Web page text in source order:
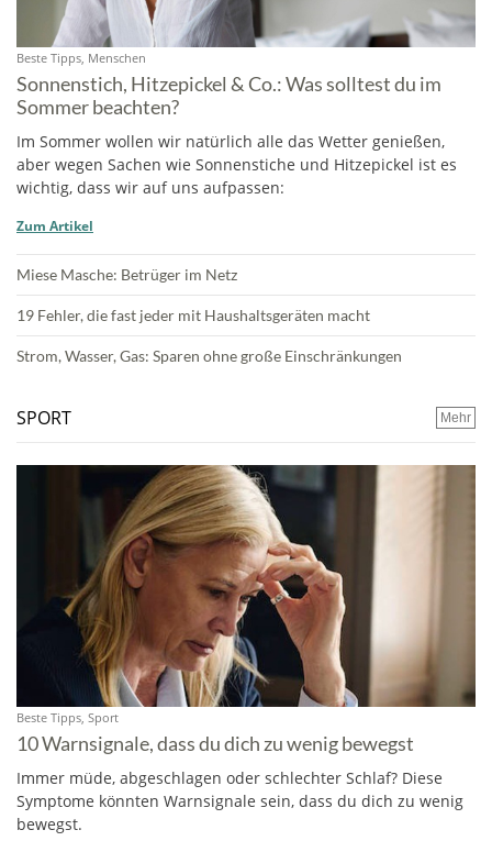
Beste Tipps, Menschen
Sonnenstich, Hitzepickel & Co.: Was solltest du im
Sommer beachten?
Im Sommer wollen wir natürlich alle das Wetter genießen,
aber wegen Sachen wie Sonnenstiche und Hitzepickel ist es
wichtig, dass wir auf uns aufpassen:
Zum Artikel
Miese Masche: Betrüger im Netz
19 Fehler, die fast jeder mit Haushaltsgeräten macht
Strom, Wasser, Gas: Sparen ohne große Einschränkungen
SPORT Mehr
Beste Tipps, Sport
10 Warnsignale, dass du dich zu wenig bewegst
Immer müde, abgeschlagen oder schlechter Schlaf? Diese
Symptome könnten Warnsignale sein, dass du dich zu wenig
bewegst.